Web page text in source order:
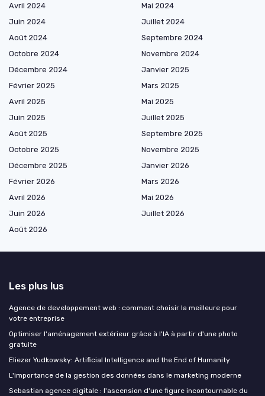
Avril 2024
Mai 2024
Juin 2024
Juillet 2024
Août 2024
Septembre 2024
Octobre 2024
Novembre 2024
Décembre 2024
Janvier 2025
Février 2025
Mars 2025
Avril 2025
Mai 2025
Juin 2025
Juillet 2025
Août 2025
Septembre 2025
Octobre 2025
Novembre 2025
Décembre 2025
Janvier 2026
Février 2026
Mars 2026
Avril 2026
Mai 2026
Juin 2026
Juillet 2026
Août 2026
Les plus lus
Agence de developpement web : comment choisir la meilleure pour
votre entreprise
Optimiser l'aménagement extérieur grâce à l'IA à partir d'une photo
gratuite
Eliezer Yudkowsky: Artificial Intelligence and the End of Humanity
L'importance de la gestion des données dans le marketing moderne
Sebastian agence digitale : l'ascension d'une figure incontournable du